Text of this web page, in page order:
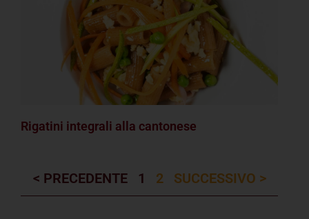
Rigatini integrali alla cantonese
< PRECEDENTE 1 2 SUCCESSIVO >